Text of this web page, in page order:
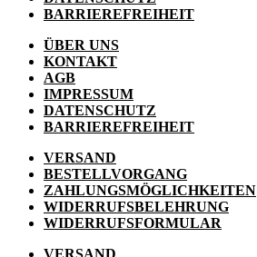
BARRIEREFREIHEIT
ÜBER UNS
KONTAKT
AGB
IMPRESSUM
DATENSCHUTZ
BARRIEREFREIHEIT
VERSAND
BESTELLVORGANG
ZAHLUNGSMÖGLICHKEITEN
WIDERRUFSBELEHRUNG
WIDERRUFSFORMULAR
VERSAND